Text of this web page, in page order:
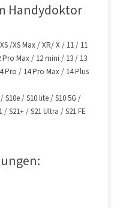
auf Anfrage
auf Anfrage
Handydoktor
/XS Max / XR/ X / 11 / 11
Max / 12 mini / 13 / 13
Pro / 14 Pro Max / 14 Plus
S10e / S10 lite / S10 5G /
/ S21+ / S21 Ultra / S21 FE